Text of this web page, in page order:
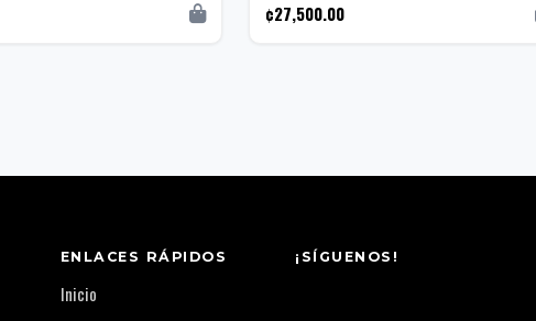
¢27,500.00
ENLACES RÁPIDOS
Inicio
¡SÍGUENOS!